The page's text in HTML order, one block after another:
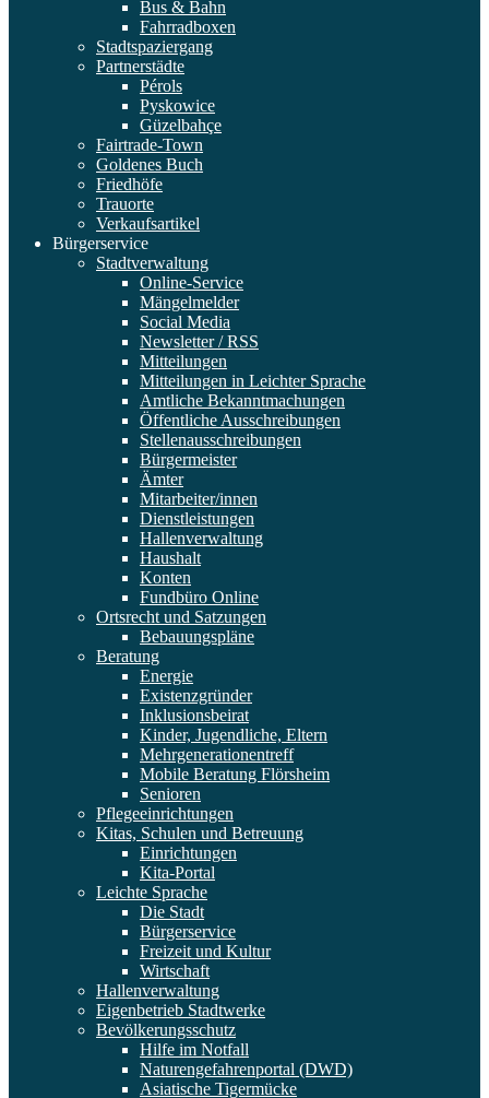
Bus & Bahn
Fahrradboxen
Stadtspaziergang
Partnerstädte
Pérols
Pyskowice
Güzelbahçe
Fairtrade-Town
Goldenes Buch
Friedhöfe
Trauorte
Verkaufsartikel
Bürgerservice
Stadtverwaltung
Online-Service
Mängelmelder
Social Media
Newsletter / RSS
Mitteilungen
Mitteilungen in Leichter Sprache
Amtliche Bekanntmachungen
Öffentliche Ausschreibungen
Stellenausschreibungen
Bürgermeister
Ämter
Mitarbeiter/innen
Dienstleistungen
Hallenverwaltung
Haushalt
Konten
Fundbüro Online
Ortsrecht und Satzungen
Bebauungspläne
Beratung
Energie
Existenzgründer
Inklusionsbeirat
Kinder, Jugendliche, Eltern
Mehrgenerationentreff
Mobile Beratung Flörsheim
Senioren
Pflegeeinrichtungen
Kitas, Schulen und Betreuung
Einrichtungen
Kita-Portal
Leichte Sprache
Die Stadt
Bürgerservice
Freizeit und Kultur
Wirtschaft
Hallenverwaltung
Eigenbetrieb Stadtwerke
Bevölkerungsschutz
Hilfe im Notfall
Naturengefahrenportal (DWD)
Asiatische Tigermücke